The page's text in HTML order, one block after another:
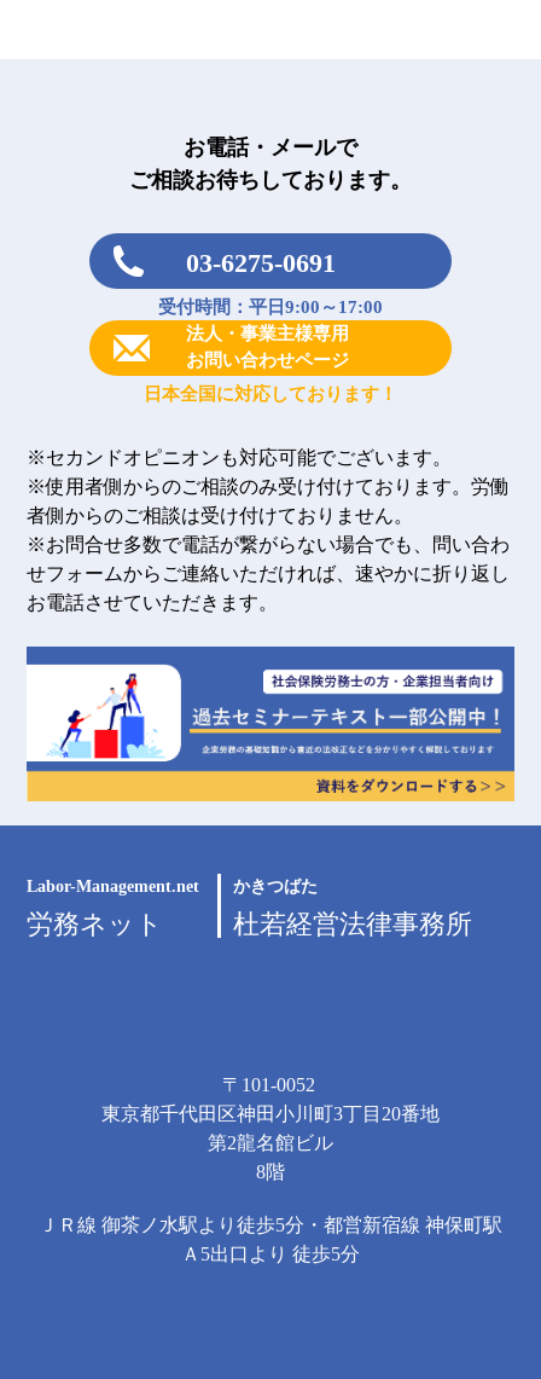
お電話・メールで
ご相談お待ちしております。
03-6275-0691
受付時間：平日9:00～17:00
法人・事業主様専用
お問い合わせページ
日本全国に対応しております！
※セカンドオピニオンも対応可能でございます。
※使用者側からのご相談のみ受け付けております。労働
者側からのご相談は受け付けておりません。
※お問合せ多数で電話が繋がらない場合でも、問い合わ
せフォームからご連絡いただければ、速やかに折り返し
お電話させていただきます。
Labor-Management.net
労務ネット
かきつばた
杜若経営法律事務所
〒101-0052
東京都千代田区神田小川町3丁目20番地
第2龍名館ビル
8階
ＪＲ線 御茶ノ水駅より徒歩5分・都営新宿線 神保町駅
Ａ5出口より 徒歩5分